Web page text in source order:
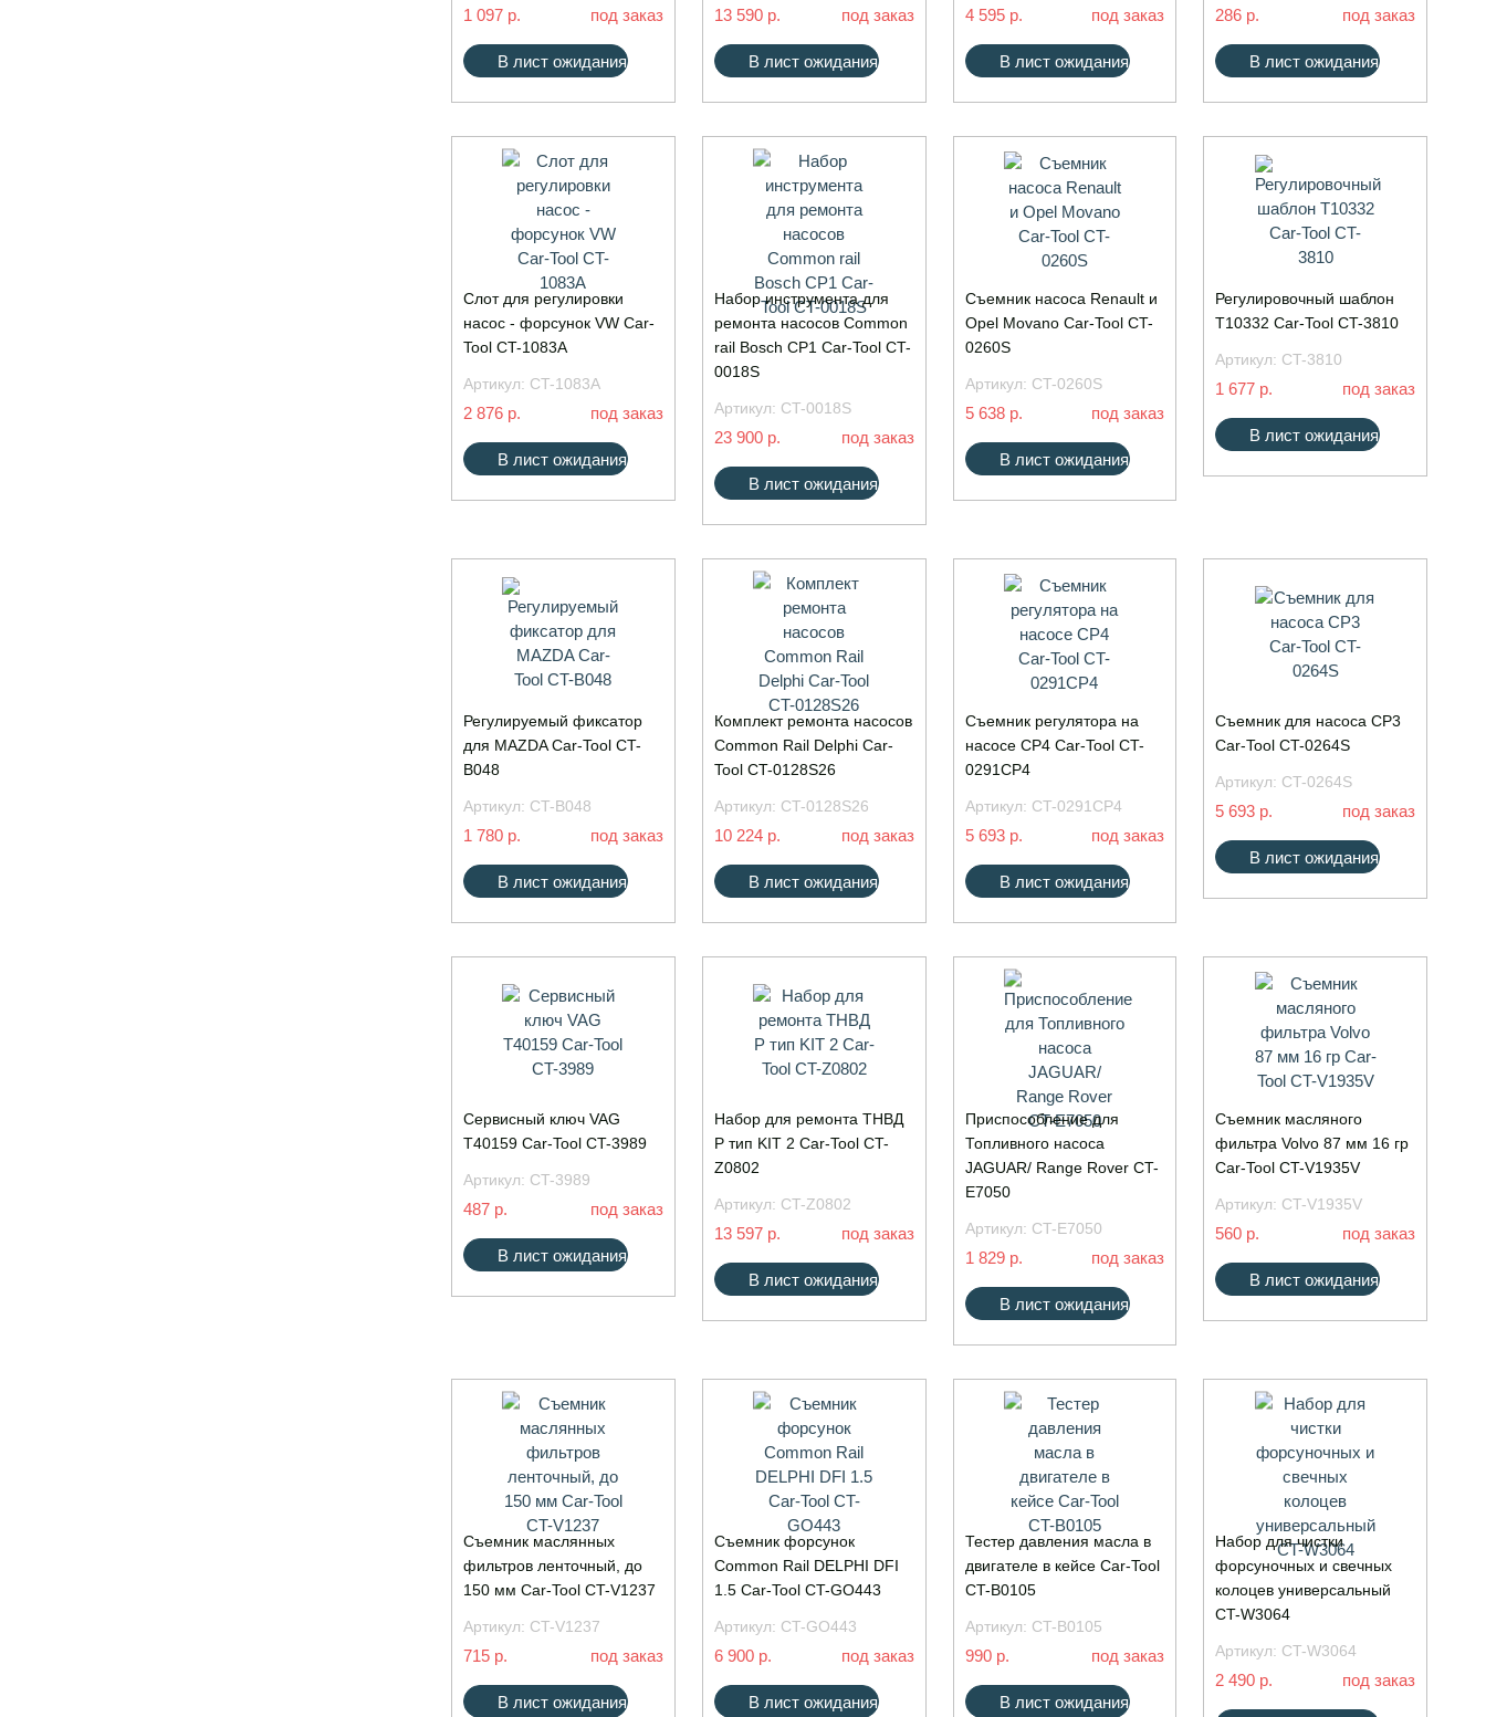
1 097 р. под заказ
В лист ожидания
13 590 р. под заказ
В лист ожидания
4 595 р. под заказ
В лист ожидания
286 р. под заказ
В лист ожидания
Слот для регулировки
насос - форсунок VW Car-
Tool CT-1083A
Артикул: CT-1083A
2 876 р. под заказ
В лист ожидания
Набор инструментa для
ремонта насосов Common
rail Bosch CP1 Car-Tool CT-
0018S
Артикул: CT-0018S
23 900 р. под заказ
В лист ожидания
Съемник насоса Renault и
Opel Movano Car-Tool CT-
0260S
Артикул: CT-0260S
5 638 р. под заказ
В лист ожидания
Регулировочный шаблон
T10332 Car-Tool CT-3810
Артикул: CT-3810
1 677 р. под заказ
В лист ожидания
Регулируемый фиксатор
для MAZDA Car-Tool CT-
B048
Артикул: CT-B048
1 780 р. под заказ
В лист ожидания
Комплект ремонта насосов
Common Rail Delphi Car-
Tool CT-0128S26
Артикул: CT-0128S26
10 224 р. под заказ
В лист ожидания
Съемник регулятора на
насосе CP4 Car-Tool CT-
0291CP4
Артикул: CT-0291CP4
5 693 р. под заказ
В лист ожидания
Съемник для насоса CP3
Car-Tool CT-0264S
Артикул: CT-0264S
5 693 р. под заказ
В лист ожидания
Сервисный ключ VAG
T40159 Car-Tool CT-3989
Артикул: CT-3989
487 р. под заказ
В лист ожидания
Набор для ремонта ТНВД
P тип KIT 2 Car-Tool CT-
Z0802
Артикул: CT-Z0802
13 597 р. под заказ
В лист ожидания
Приспособление для
Топливного насоса
JAGUAR/ Range Rover CT-
E7050
Артикул: CT-E7050
1 829 р. под заказ
В лист ожидания
Съемник масляного
фильтра Volvo 87 мм 16 гр
Car-Tool CT-V1935V
Артикул: CT-V1935V
560 р. под заказ
В лист ожидания
Съемник маслянных
фильтров ленточный, до
150 мм Car-Tool CT-V1237
Артикул: CT-V1237
715 р. под заказ
В лист ожидания
Съемник форсунок
Common Rail DELPHI DFI
1.5 Car-Tool CT-GO443
Артикул: CT-GO443
6 900 р. под заказ
В лист ожидания
Тестер давления масла в
двигателе в кейсе Car-Tool
CT-B0105
Артикул: CT-B0105
990 р. под заказ
В лист ожидания
Набор для чистки
форсуночных и свечных
колоцев универсальный
CT-W3064
Артикул: CT-W3064
2 490 р. под заказ